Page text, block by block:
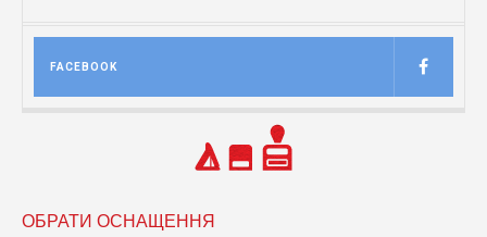
FACEBOOK
ОБРАТИ ОСНАЩЕННЯ